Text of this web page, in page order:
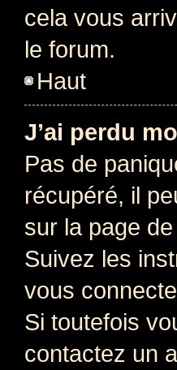
cela vous
le forum.
Haut
J’ai perdu
Pas de
récupéré, il
sur la page
Suivez les
vous
Si toutefois
contactez un